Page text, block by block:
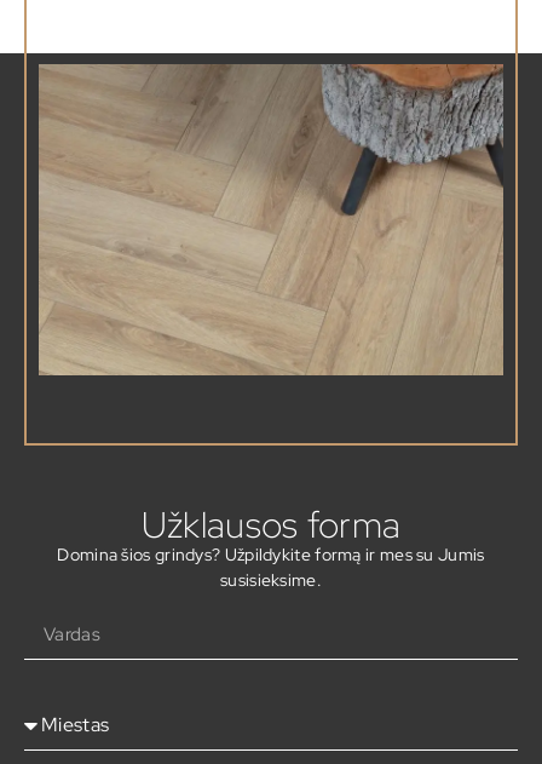
Užklausos forma
Domina šios grindys? Užpildykite formą ir mes su Jumis
susisieksime.